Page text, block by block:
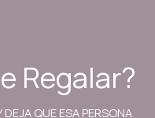
Regalar?
QUE ESA PERSONA